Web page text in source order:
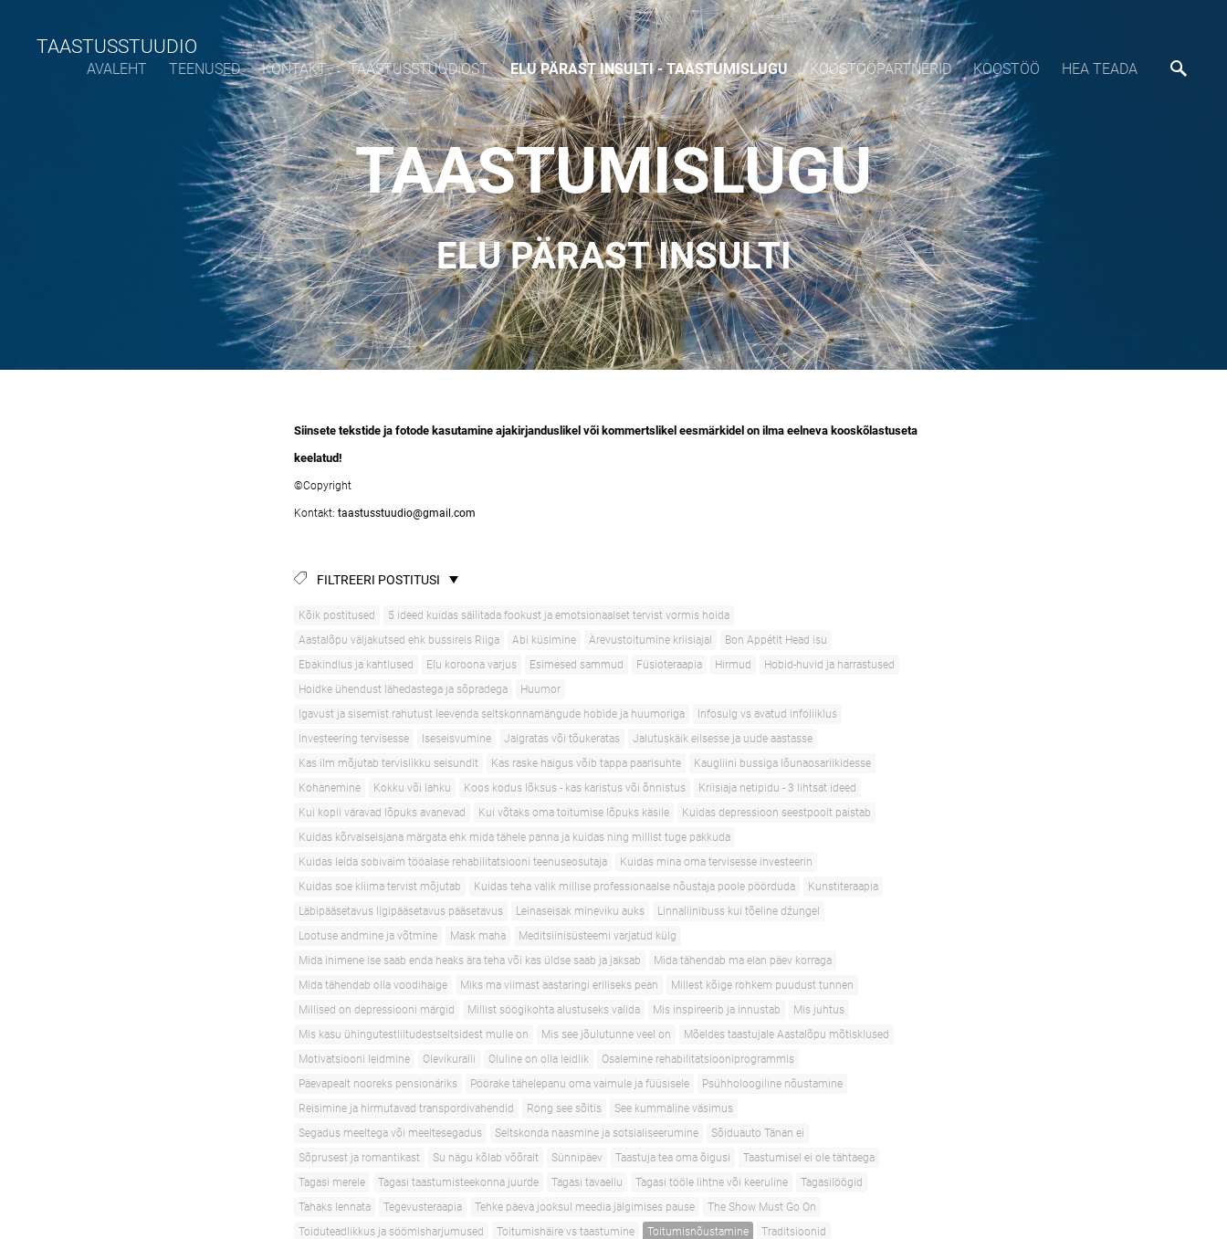
TAASTUSSTUUDIO
AVALEHT TEENUSED KONTAKT TAASTUSSTUUDIOST ELU PÄRAST INSULTI - TAASTUMISLUGU KOOSTÖÖPARTNERID KOOSTÖÖ HEA TEADA
TAASTUMISLUGU
ELU PÄRAST INSULTI
Siinsete tekstide ja fotode kasutamine ajakirjanduslikel või kommertslikel eesmärkidel on ilma eelneva kooskõlastuseta
keelatud!
©Copyright
Kontakt: taastusstuudio@gmail.com
FILTREERI POSTITUSI
Kõik postitused
5 ideed kuidas säilitada fookust ja emotsionaalset tervist vormis hoida
Aastalõpu väljakutsed ehk bussireis Riiga
Abi küsimine Ärevustoitumine kriisiajal
Bon Appétit Head isu
Ebakindlus ja kahtlused
Elu koroona varjus Esimesed sammud Füsioteraapia Hirmud
Hobid-huvid ja harrastused
Hoidke ühendust lähedastega ja sõpradega
Huumor
Igavust ja sisemist rahutust leevenda seltskonnamängude hobide ja huumoriga
Infosulg vs avatud infoliiklus
Investeering tervisesse
Iseseisvumine Jalgratas või tõukeratas
Jalutuskäik eilsesse ja uude aastasse
Kas ilm mõjutab tervislikku seisundit
Kas raske haigus võib tappa paarisuhte
Kaugliini bussiga lõunaosariikidesse
Kohanemine
Kokku või lahku Koos kodus lõksus - kas karistus või õnnistus
Kriisiaja netipidu - 3 lihtsat ideed
Kui kopli väravad lõpuks avanevad
Kui võtaks oma toitumise lõpuks käsile
Kuidas depressioon seestpoolt paistab
Kuidas kõrvalseisjana märgata ehk mida tähele panna ja kuidas ning millist tuge pakkuda
Kuidas leida sobivaim tööalase rehabilitatsiooni teenuseosutaja
Kuidas mina oma tervisesse investeerin
Kuidas soe kliima tervist mõjutab
Kuidas teha valik millise professionaalse nõustaja poole pöörduda
Kunstiteraapia
Läbipääsetavus ligipääsetavus pääsetavus
Leinaseisak mineviku auks
Linnaliinibuss kui tõeline dźungel
Lootuse andmine ja võtmine
Mask maha
Meditsiinisüsteemi varjatud külg
Mida inimene ise saab enda heaks ära teha või kas üldse saab ja jaksab
Mida tähendab ma elan päev korraga
Mida tähendab olla voodihaige
Miks ma viimast aastaringi eriliseks pean
Millest kõige rohkem puudust tunnen
Millised on depressiooni märgid
Millist söögikohta alustuseks valida Mis inspireerib ja innustab
Mis juhtus
Mis kasu ühingutestliitudestseltsidest mulle on
Mis see jõulutunne veel on
Mõeldes taastujale Aastalõpu mõtisklused
Motivatsiooni leidmine
Olevikuralli Oluline on olla leidlik
Osalemine rehabilitatsiooniprogrammis
Päevapealt nooreks pensionäriks
Pöörake tähelepanu oma vaimule ja füüsisele
Psühholoogiline nõustamine
Reisimine ja hirmutavad transpordivahendid
Rong see sõitis
See kummaline väsimus
Segadus meeltega või meeltesegadus
Seltskonda naasmine ja sotsialiseerumine
Sõiduauto Tänan ei
Sõprusest ja romantikast
Su nägu kõlab võõralt Sünnipäev Taastuja tea oma õigusi
Taastumisel ei ole tähtaega
Tagasi merele
Tagasi taastumisteekonna juurde Tagasi tavaellu Tagasi tööle lihtne või keeruline
Tagasilöögid
Tahaks lennata
Tegevusteraapia Tehke päeva jooksul meedia jälgimises pause
The Show Must Go On
Toiduteadlikkus ja söömisharjumused
Toitumishäire vs taastumine Toitumisnõustamine
Traditsioonid